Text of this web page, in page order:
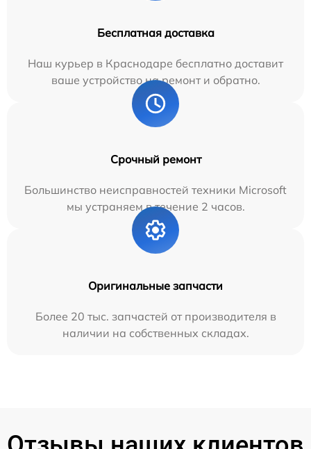
Бесплатная доставка
Наш курьер в Краснодаре бесплатно доставит
ваше устройство на ремонт и обратно.
Срочный ремонт
Большинство неисправностей техники Microsoft
мы устраняем в течение 2 часов.
Оригинальные запчасти
Более 20 тыс. запчастей от производителя в
наличии на собственных складах.